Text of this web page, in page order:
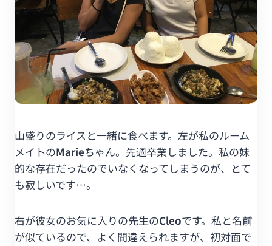
山盛りのライスと一緒に食べます。左が私のルーム
メイトのMarieちゃん。先週卒業しました。私の妹
的な存在だったのでいなくなってしまうのが、とて
も寂しいです…。
右が彼女のお気に入りの先生のCleoです。私と名前
が似ているので、よく間違えられますが、初対面で